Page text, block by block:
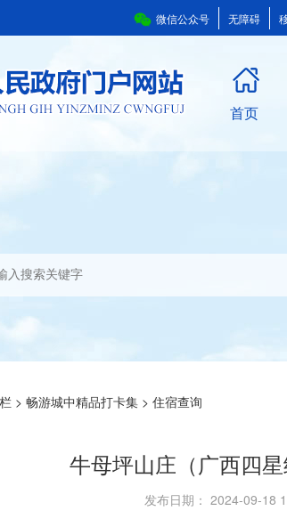
微信公众号 无障碍
首页
> 畅游城中精品打卡集 > 住宿查询
牛母坪山庄（广西四星
发布日期： 2024-09-18